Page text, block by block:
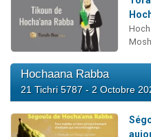
Hochaana Rabba
21 Tichri 5787 - 2 Octobre